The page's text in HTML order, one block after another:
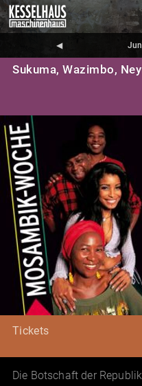
◀︎
Sukuma, Wazimbo,
Tickets
Die Botschaft der